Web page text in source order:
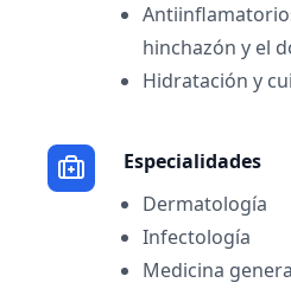
hinchazón y el
Hidratación y
Especialidades
Dermatología
Infectología
Medicina